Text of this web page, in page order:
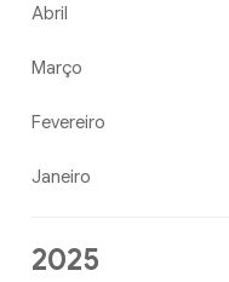
Abril
Março
Fevereiro
Janeiro
2025